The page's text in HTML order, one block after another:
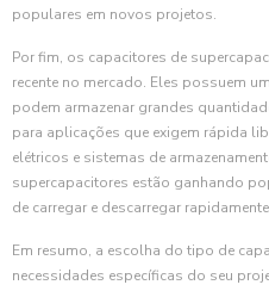
populares em novos projetos.
Por fim, os capacitores de
recente no mercado. Eles possuem
podem armazenar grandes
para aplicações que exigem rápida
elétricos e sistemas de
supercapacitores estão ganhando
de carregar e descarregar
Em resumo, a escolha do tipo de
necessidades específicas do seu